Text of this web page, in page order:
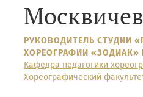
РУКОВОДИТЕЛЬ СТУДИИ
ХОРЕОГРАФИИ «ЗОДИАК»
Кафедра педагогики
Хореографический